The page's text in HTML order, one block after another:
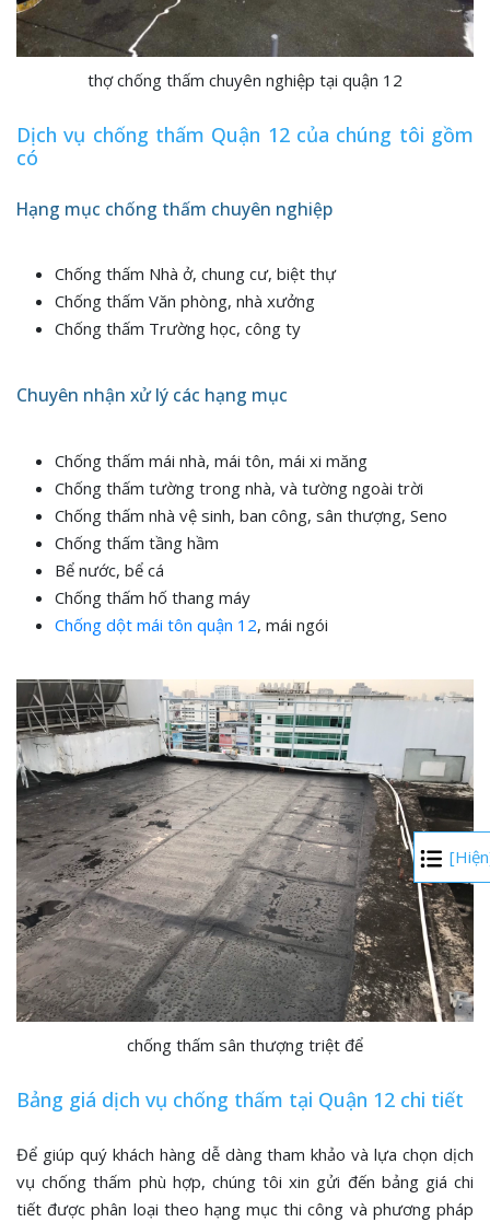
thợ chống thấm chuyên nghiệp tại quận 12
Dịch vụ chống thấm Quận 12 của chúng tôi gồm
có
Hạng mục chống thấm chuyên nghiệp
Chống thấm Nhà ở, chung cư, biệt thự
Chống thấm Văn phòng, nhà xưởng
Chống thấm Trường học, công ty
Chuyên nhận xử lý các hạng mục
Chống thấm mái nhà, mái tôn, mái xi măng
Chống thấm tường trong nhà, và tường ngoài trời
Chống thấm nhà vệ sinh, ban công, sân thượng, Seno
Chống thấm tầng hầm
Bể nước, bể cá
Chống thấm hố thang máy
Chống dột mái tôn quận 12, mái ngói
chống thấm sân thượng triệt để
Bảng giá dịch vụ chống thấm tại Quận 12 chi tiết
Để giúp quý khách hàng dễ dàng tham khảo và lựa chọn dịch
vụ chống thấm phù hợp, chúng tôi xin gửi đến bảng giá chi
tiết được phân loại theo hạng mục thi công và phương pháp